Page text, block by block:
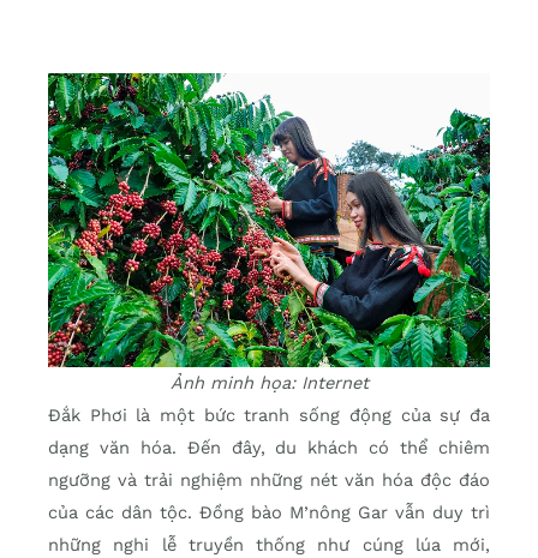
Ảnh minh họa: Internet
Đắk Phơi là một bức tranh sống động của sự đa
dạng văn hóa. Đến đây, du khách có thể chiêm
ngưỡng và trải nghiệm những nét văn hóa độc đáo
của các dân tộc. Đồng bào M’nông Gar vẫn duy trì
những nghi lễ truyền thống như cúng lúa mới,